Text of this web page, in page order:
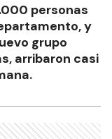
personas
y
grupo
arribaron casi